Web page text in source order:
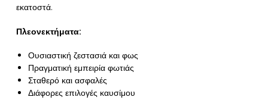
εκατοστά.
Πλεονεκτήματα:
Ουσιαστική ζεστασιά και φως
Πραγματική εμπειρία φωτιάς
Σταθερό και ασφαλές
Διάφορες επιλογές καυσίμου